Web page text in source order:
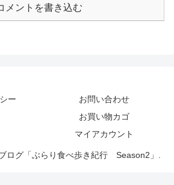
メントを書き込む
ー
お問い合わせ
お買い物カゴ
マイアカウント
ログ「ぶらり食べ歩き紀行 Season2」.